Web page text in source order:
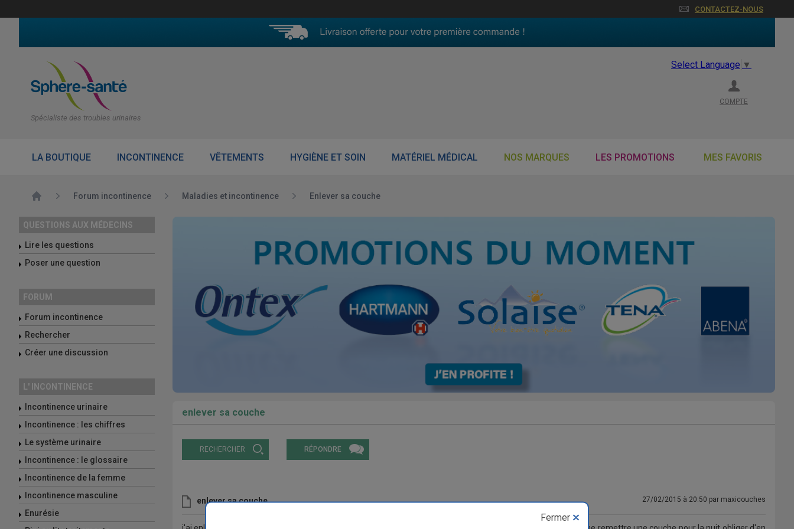
CONTACTEZ-NOUS
Spécialiste des troubles urinaires
Select Language ▼
COMPTE
LA BOUTIQUE INCONTINENCE VÊTEMENTS HYGIÈNE ET SOIN MATÉRIEL MÉDICAL NOS MARQUES LES PROMOTIONS MES FAVORIS
Accueil Forum incontinence Maladies et incontinence Enlever sa couche
QUESTIONS AUX MÉDECINS
Lire les questions
Poser une question
FORUM
Forum incontinence
Rechercher
Créer une discussion
L' INCONTINENCE
Incontinence urinaire
Incontinence : les chiffres
Le système urinaire
Incontinence : le glossaire
Incontinence de la femme
Incontinence masculine
Enurésie
enlever sa couche
RECHERCHER RÉPONDRE
enlever sa couche 27/02/2015 à 20:50 par maxicouches
Fermer